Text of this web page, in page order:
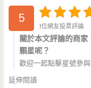
5
1位網友投票評論
關於本文評論的商
顆星呢？
歡迎一起點擊星號參與
延伸閱讀